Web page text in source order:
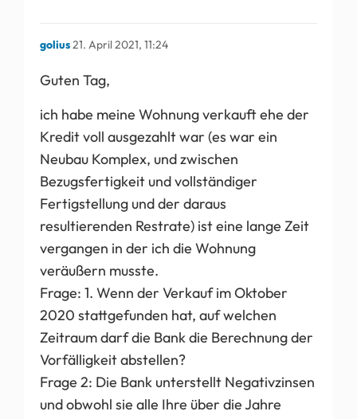
golius21. April 2021, 11:24
Guten Tag,
ich habe meine Wohnung verkauft ehe der
Kredit voll ausgezahlt war (es war ein
Neubau Komplex, und zwischen
Bezugsfertigkeit und vollständiger
Fertigstellung und der daraus
resultierenden Restrate) ist eine lange Zeit
vergangen in der ich die Wohnung
veräußern musste.
Frage: 1. Wenn der Verkauf im Oktober
2020 stattgefunden hat, auf welchen
Zeitraum darf die Bank die Berechnung der
Vorfälligkeit abstellen?
Frage 2: Die Bank unterstellt Negativzinsen
und obwohl sie alle Ihre über die Jahre